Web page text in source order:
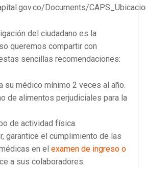
Documents/
del ciudadano es la
queremos compartir con
sencillas recomendaciones:
su médico mínimo 2 veces al año.
de alimentos perjudiciales para la
de actividad física.
garantice el cumplimiento de las
en el examen de ingreso o
a sus colaboradores.